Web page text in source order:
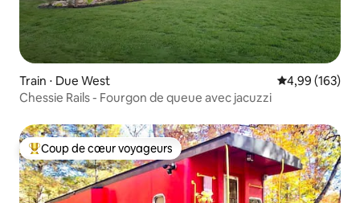
Train ⋅ Due West Évaluation
4,99 (163)
Chessie Rails - Fourgon de queue avec jacuzzi
Coups de cœur voyageurs les plus appréciés
Coup de cœur voyageurs